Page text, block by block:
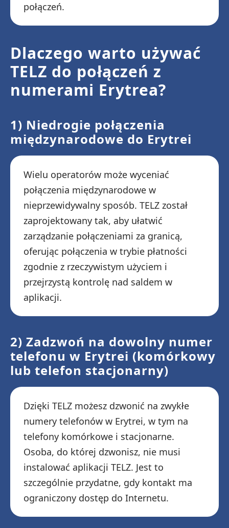
połączeń.
Dlaczego warto używać
TELZ do połączeń z
numerami Erytrea?
1) Niedrogie połączenia
międzynarodowe do Erytrei
Wielu operatorów może wyceniać
połączenia międzynarodowe w
nieprzewidywalny sposób. TELZ został
zaprojektowany tak, aby ułatwić
zarządzanie połączeniami za granicą,
oferując połączenia w trybie płatności
zgodnie z rzeczywistym użyciem i
przejrzystą kontrolę nad saldem w
aplikacji.
2) Zadzwoń na dowolny numer
telefonu w Erytrei (komórkowy
lub telefon stacjonarny)
Dzięki TELZ możesz dzwonić na zwykłe
numery telefonów w Erytrei, w tym na
telefony komórkowe i stacjonarne.
Osoba, do której dzwonisz, nie musi
instalować aplikacji TELZ. Jest to
szczególnie przydatne, gdy kontakt ma
ograniczony dostęp do Internetu.